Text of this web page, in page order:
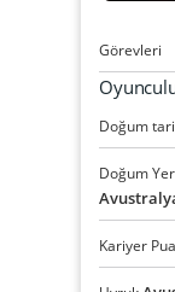
Görevleri
Doğum
Doğum
Kariyer